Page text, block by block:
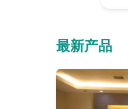
最新产品